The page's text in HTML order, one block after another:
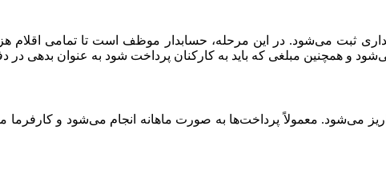
ثبت می‌شود. در این مرحله، حسابدار موظف است تا تمامی اقلام
و همچنین مبلغی که باید به کارکنان پرداخت شود به عنوان بدهی
می‌شود. معمولاً پرداخت‌ها به صورت ماهانه انجام می‌شود و